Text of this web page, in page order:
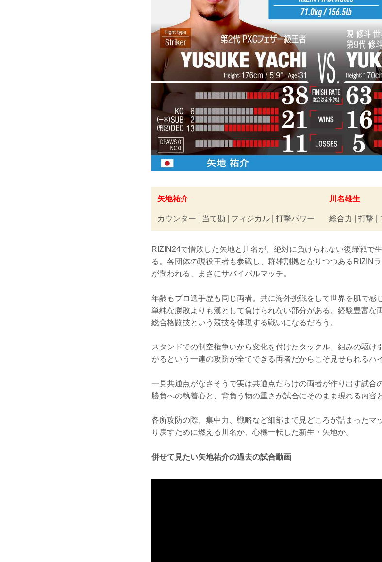
矢地祐介
カウンター | 当て勘 | フィジカル | 打撃パワー
川名雄生
総合力 | 打撃 |
RIZIN24で惜敗した矢地と川名が、絶対に負けられない復帰戦で
る。各団体の現役王者も参戦し、群雄割拠となりつつあるRIZIN
が問われる、まさにサバイバルマッチ。
年齢もプロ選手歴も同じ両者。共に海外挑戦をして世界を肌で感
単純な勝敗よりも漢として負けられない部分がある。経験豊富な
総合格闘技という競技を体現する戦いになるだろう。
スタンドでの制空権争いから変化を付けたタックル、組みの駆け
がるという一連の攻防が全てできる両者だからこそ見せられるハ
一見共通点がなさそうで実は共通点だらけの両者が作り出す試合
勝負への執着心と、背負う物の重さが試合にそのまま現れる内容
各所攻防の際、集中力、戦略など細部まで見どころが詰まったマ
り戻すために燃える川名か、心機一転した新生・矢地か。
併せて見たい矢地祐介の過去の試合動画